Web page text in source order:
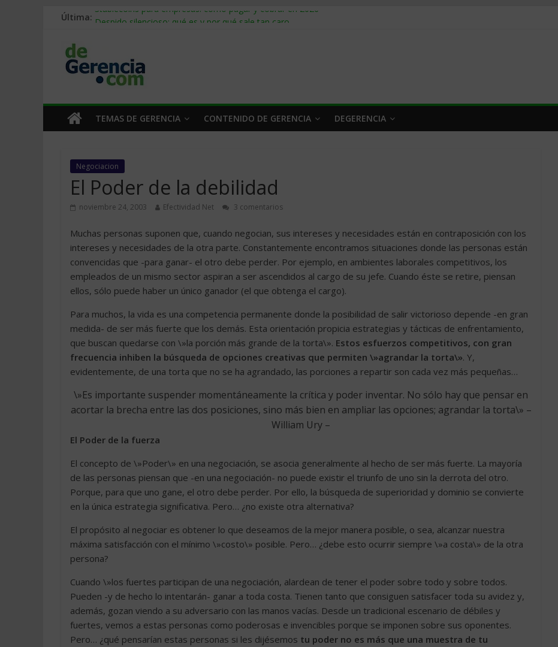
Última: Stablecoins para empresas: cómo pagar y cobrar en 2026
Trabajo forzoso en la cadena de suministro: qué hacer
Mercado hispano de EE. UU.: cómo segmentarlo y venderle
TEMAS DE GERENCIA CONTENIDO DE GERENCIA DEGERENCIA
Negociacion
El Poder de la debilidad
noviembre 24, 2003 Efectividad Net 3 comentarios
Muchas personas suponen que, cuando negocian, sus intereses y necesidades están en contraposición con los
intereses y necesidades de la otra parte. Constantemente encontramos situaciones donde las personas están
convencidas que -para ganar- el otro debe perder. Por ejemplo, en ambientes laborales competitivos, los
empleados de un mismo sector aspiran a ser ascendidos al cargo de su jefe. Cuando éste se retire, piensan
ellos, sólo puede haber un único ganador (el que obtenga el cargo).
Para muchos, la vida es una competencia permanente donde la posibilidad de salir victorioso depende -en gran
medida- de ser más fuerte que los demás. Esta orientación propicia estrategias y tácticas de enfrentamiento,
que buscan quedarse con \»la porción más grande de la torta\». Estos esfuerzos competitivos, con gran
frecuencia inhiben la búsqueda de opciones creativas que permiten \»agrandar la torta\». Y,
evidentemente, de una torta que no se ha agrandado, las porciones a repartir son cada vez más pequeñas…
\»Es importante suspender momentáneamente la crítica y poder inventar. No sólo hay que pensar en
acortar la brecha entre las dos posiciones, sino más bien en ampliar las opciones; agrandar la torta\» –
William Ury –
El Poder de la fuerza
El concepto de \»Poder\» en una negociación, se asocia generalmente al hecho de ser más fuerte. La mayoría
de las personas piensan que -en una negociación- no puede existir el triunfo de uno sin la derrota del otro.
Porque, para que uno gane, el otro debe perder. Por ello, la búsqueda de superioridad y dominio se convierte
en la única estrategia significativa. Pero… ¿no existe otra alternativa?
El propósito al negociar es obtener lo que deseamos de la mejor manera posible, o sea, alcanzar nuestra
máxima satisfacción con el mínimo \»costo\» posible. Pero… ¿debe esto ocurrir siempre \»a costa\» de la otra
persona?
Cuando \»los fuertes participan de una negociación, alardean de tener el poder sobre todo y sobre todos.
Pueden -y de hecho lo intentarán- ganar a toda costa. Tienen tanto que consiguen satisfacer toda su avidez y,
además, gozan viendo a su adversario con las manos vacías. Desde un tradicional escenario de débiles y
fuertes, vemos a estas personas como poderosas e invencibles porque se imponen sobre sus oponentes.
Pero… ¿qué pensarían estas personas si les dijésemos tu poder no es más que una muestra de tu